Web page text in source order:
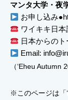
マンタ大学・夜
お申し込み
ワイキキ日
日本からの
Email:
（‘Eheu Autumn
※このページは「